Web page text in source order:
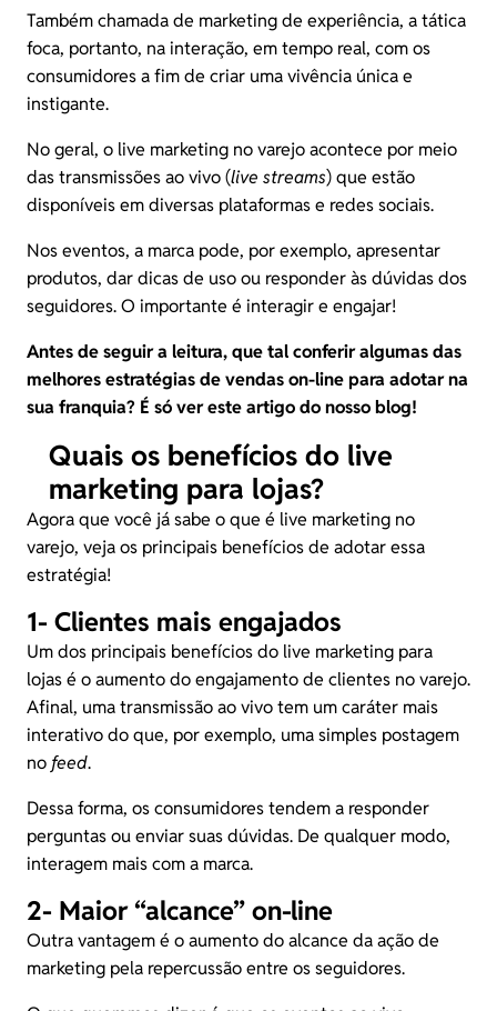
Também chamada de marketing de experiência, a tática
foca, portanto, na interação, em tempo real, com os
consumidores a fim de criar uma vivência única e
instigante.
No geral, o live marketing no varejo acontece por meio
das transmissões ao vivo (live streams) que estão
disponíveis em diversas plataformas e redes sociais.
Nos eventos, a marca pode, por exemplo, apresentar
produtos, dar dicas de uso ou responder às dúvidas dos
seguidores. O importante é interagir e engajar!
Antes de seguir a leitura, que tal conferir algumas das
melhoresestratégias de vendas on-linepara adotar na
sua franquia? É só ver este artigo do nosso blog!
Quais os benefícios do live
marketing para lojas?
Agora que você já sabe o que é live marketing no
varejo, veja os principais benefícios de adotar essa
estratégia!
1- Clientes mais engajados
Um dos principais benefícios do live marketing para
lojas é o aumento do engajamento de clientes no varejo.
Afinal, uma transmissão ao vivo tem um caráter mais
interativo do que, por exemplo, uma simples postagem
no feed.
Dessa forma, os consumidores tendem a responder
perguntas ou enviar suas dúvidas. De qualquer modo,
interagem mais com a marca.
2- Maior “alcance” on-line
Outra vantagem é o aumento do alcance da ação de
marketing pela repercussão entre os seguidores.